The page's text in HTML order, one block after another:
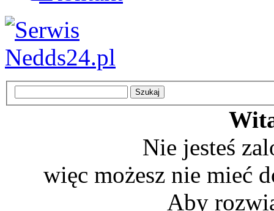
Nie jesteś
więc możesz nie mieć
Aby